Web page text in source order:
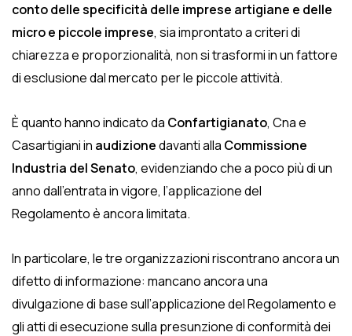
conto delle specificità delle imprese artigiane e delle
micro e piccole imprese, sia improntato a criteri di
chiarezza e proporzionalità, non si trasformi in un fattore
di esclusione dal mercato per le piccole attività.
È quanto hanno indicato da Confartigianato, Cna e
Casartigiani in audizionedavanti alla Commissione
Industria del Senato, evidenziando che a poco più di un
anno dall’entrata in vigore, l’applicazione del
Regolamento è ancora limitata.
In particolare, le tre organizzazioni riscontrano ancora un
difetto di informazione: mancano ancora una
divulgazione di base sull’applicazione del Regolamento e
gli atti di esecuzione sulla presunzione di conformità dei